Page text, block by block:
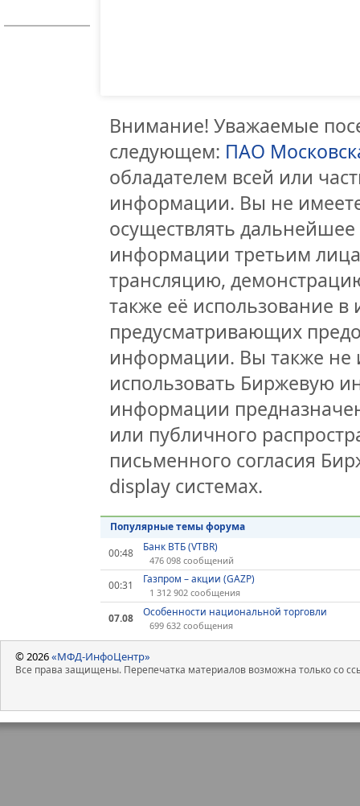
Внимание! Уважаемые
следующем: ПАО
обладателем всей или
информации. Вы не
осуществлять
информации третьим
трансляцию,
также её использование
предусматривающих
информации. Вы также не
использовать Биржевую
информации
или публичного
письменного согласия
display системах.
Популярные темы форума
00:48
Банк ВТБ (VTBR)
476 098 сообщений
00:31 Газпром – акции (GAZP)
1 312 902 сообщения
07.08 Особенности национальной торговли
699 632 сообщения
© 2026«МФД-ИнфоЦентр»
Все права защищены. Перепечатка материалов возможна только со